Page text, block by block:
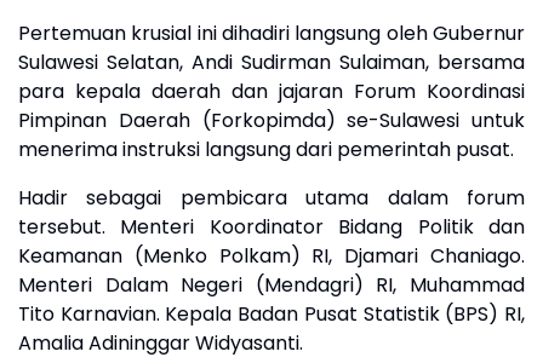
Pertemuan krusial ini dihadiri langsung oleh Gubernur
Sulawesi Selatan, Andi Sudirman Sulaiman, bersama
para kepala daerah dan jajaran Forum Koordinasi
Pimpinan Daerah (Forkopimda) se-Sulawesi untuk
menerima instruksi langsung dari pemerintah pusat.
Hadir sebagai pembicara utama dalam forum
tersebut. Menteri Koordinator Bidang Politik dan
Keamanan (Menko Polkam) RI, Djamari Chaniago.
Menteri Dalam Negeri (Mendagri) RI, Muhammad
Tito Karnavian. Kepala Badan Pusat Statistik (BPS) RI,
Amalia Adininggar Widyasanti.